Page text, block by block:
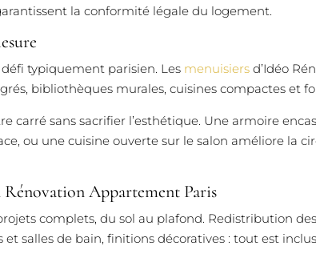
la conformité légale du logement.
typiquement parisien. Les menuisiersd’Idéo
bibliothèques murales, cuisines compactes et
carré sans sacrifier l’esthétique. Une armoire
ou une cuisine ouverte sur le salon améliore la
Appartement Paris
complets, du sol au plafond. Redistribution
salles de bain, finitions décoratives : tout est